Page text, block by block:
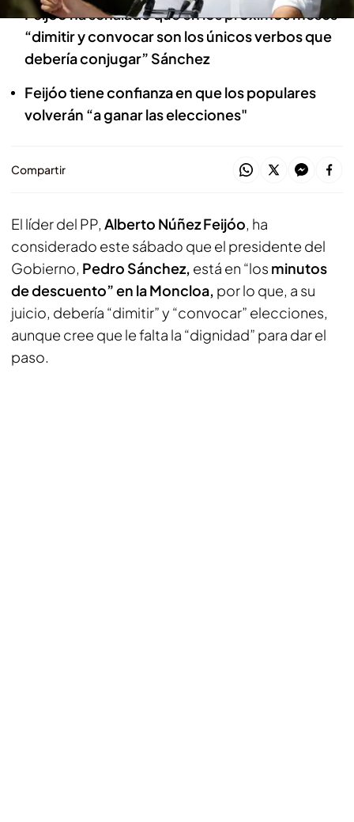
Feijóo ha señalado que en los próximos meses
“dimitir y convocar son los únicos verbos que
debería conjugar” Sánchez
Feijóo tiene confianza en que los populares
volverán “a ganar las elecciones"
Compartir
El líder del PP, Alberto Núñez Feijóo, ha
considerado este sábado que el presidente del
Gobierno, Pedro Sánchez, está en “los minutos
de descuento” en la Moncloa, por lo que, a su
juicio, debería “dimitir” y “convocar” elecciones,
aunque cree que le falta la “dignidad” para dar el
paso.